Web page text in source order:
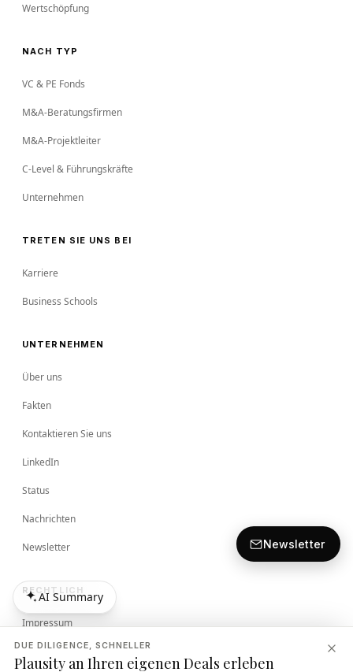
DUE DILIGENCE, SCHNELLER
Plausity an Ihren eigenen Deals erleben
Wertschöpfung
NACH TYP
VC & PE Fonds
M&A-Beratungsfirmen
M&A-Projektleiter
C-Level & Führungskräfte
Unternehmen
TRETEN SIE UNS BEI
Karriere
Business Schools
UNTERNEHMEN
Über uns
Fakten
Kontaktieren Sie uns
LinkedIn
Status
Nachrichten
Newsletter
RECHTLICH
Impressum
Bedingungen
AI Summary
AI Summary
Newsletter